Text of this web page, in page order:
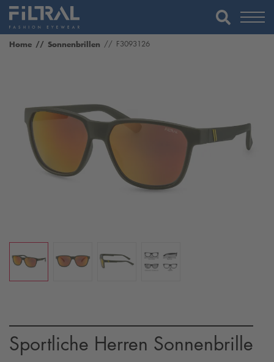
Home Sonnenbrillen F3093126
Sportliche Herren Sonnenbrille